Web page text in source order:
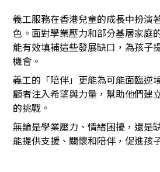
義工服務在香港兒童的成長中扮演
色。面對學業壓力和部分基層家庭
能有效填補這些發展缺口，為孩子
機會。
義工的「陪伴」更能為可能面臨逆
顧者注入希望與力量，幫助他們建
的挑戰。
無論是學業壓力、情緒困擾，還是
能提供支援、關懷和陪伴，促進孩